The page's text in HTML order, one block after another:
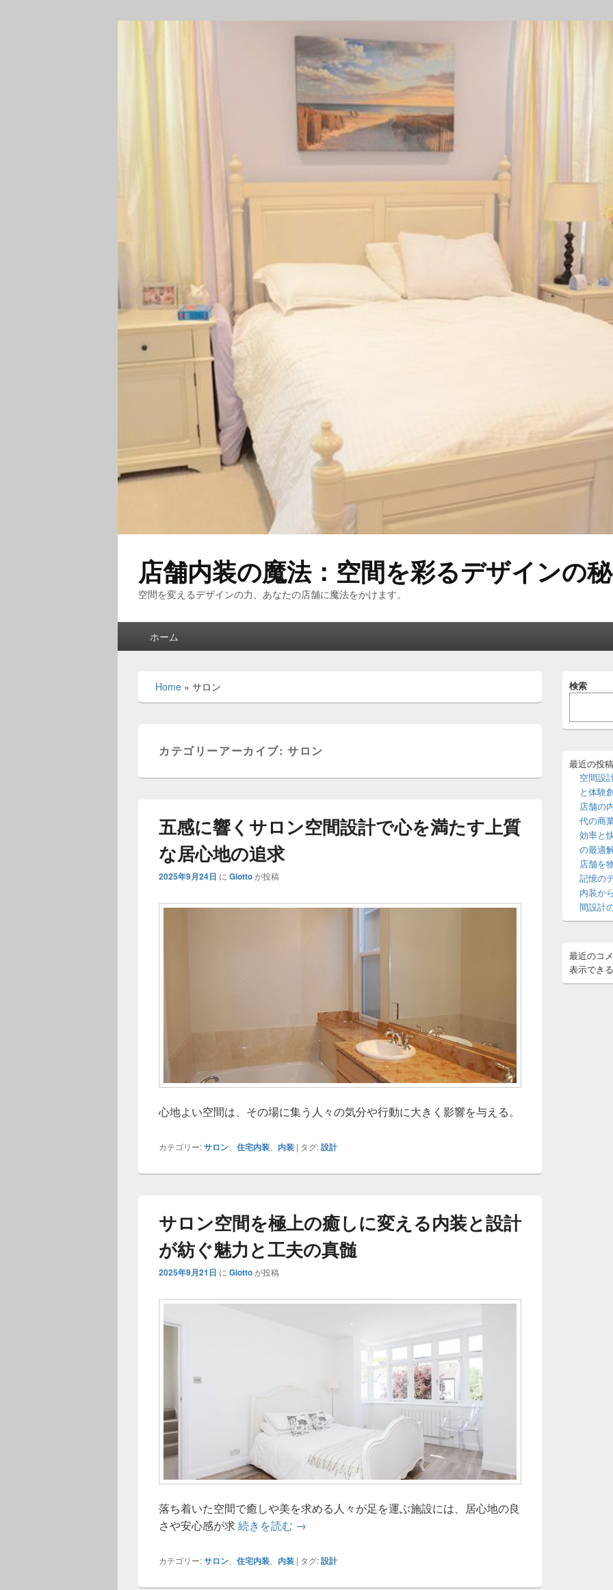
店舗内装の魔法：空間を彩るデザインの
空間を変えるデザインの力、あなたの店舗に魔法をかけます。
ホーム
Home » サロン
カテゴリーアーカイブ:サロン
五感に響くサロン空間設計で心を満たす上質
な居心地の追求
2025年9月24日 に Giottoが投稿
心地よい空間は、その場に集う人々の気分や行動に大きく影響を与える。
カテゴリー:サロン 住宅内装 内装 | タグ:設計
サロン空間を極上の癒しに変える内装と設計
が紡ぐ魅力と工夫の真髄
2025年9月21日 に Giottoが投稿
落ち着いた空間で癒しや美を求める人々が足を運ぶ施設には、居心地の良
さや安心感が求続きを読む サロン空間を極上の癒しに変える内装と設計が紡ぐ魅力と工夫
→
カテゴリー:サロン 住宅内装 内装 | タグ:設計
イ
イ
ー
検索
最近の投稿
空間設
と体験
店舗の
代の商
効率と
の最適
店舗を
記憶の
内装か
間設計
最近のコ
表示でき